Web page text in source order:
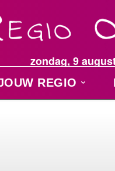
zondag, 9
REGIO